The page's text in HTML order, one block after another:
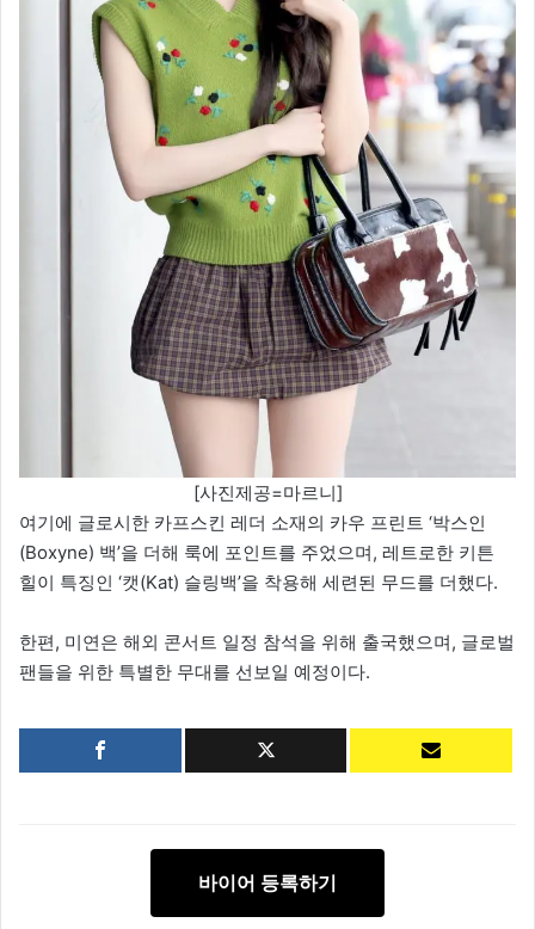
[사진제공=마르니]
여기에 글로시한 카프스킨 레더 소재의 카우 프린트 ‘박스인
(Boxyne) 백’을 더해 룩에 포인트를 주었으며, 레트로한 키튼
힐이 특징인 ‘캣(Kat) 슬링백’을 착용해 세련된 무드를 더했다.
한편, 미연은 해외 콘서트 일정 참석을 위해 출국했으며, 글로벌
팬들을 위한 특별한 무대를 선보일 예정이다.
바이어 등록하기